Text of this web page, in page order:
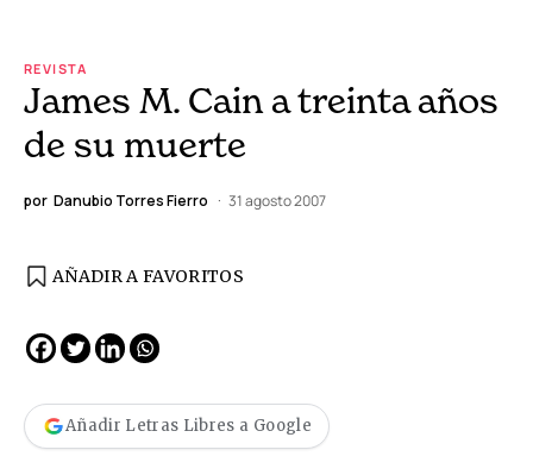
REVISTA
James M. Cain a treinta años
de su muerte
por Danubio Torres Fierro 31 agosto 2007
AÑADIR A FAVORITOS
Añadir Letras Libres a Google